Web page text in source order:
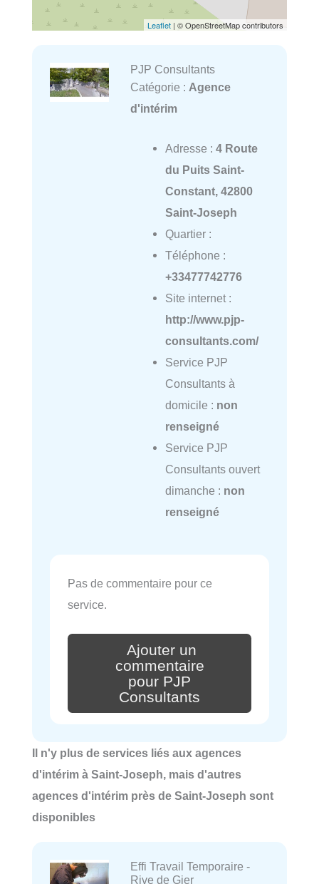
Leaflet | © OpenStreetMap contributors
PJP Consultants
Catégorie : Agence
d'intérim
Adresse : 4 Route
du Puits Saint-
Constant, 42800
Saint-Joseph
Quartier :
Téléphone :
+33477742776
Site internet :
http://www.pjp-
consultants.com/
Service PJP
Consultants à
domicile : non
renseigné
Service PJP
Consultants ouvert
dimanche : non
renseigné
Pas de commentaire pour ce
service.
Ajouter un
commentaire
pour PJP
Consultants
Il n'y plus de services liés aux agences
d'intérim à Saint-Joseph, mais d'autres
agences d'intérim près de Saint-Joseph sont
disponibles
Effi Travail Temporaire -
Rive de Gier